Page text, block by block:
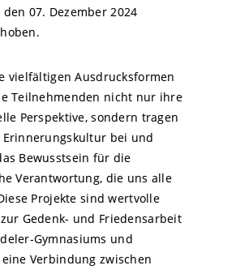
den 07. Dezember 2024
vielfältigen Ausdrucksformen
Teilnehmenden nicht nur ihre
Perspektive, sondern tragen
bei und
Bewusstsein für die
Verantwortung, die uns alle
Projekte sind wertvolle
Gedenk- und Friedensarbeit
Gymnasiums und
Verbindung zwischen